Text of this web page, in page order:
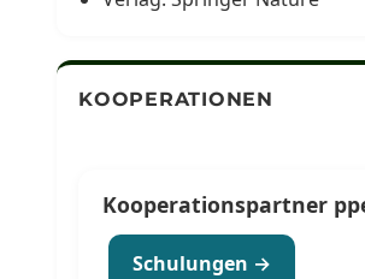
KOOPERATIONEN
Kooperationspartner
Schulungen →